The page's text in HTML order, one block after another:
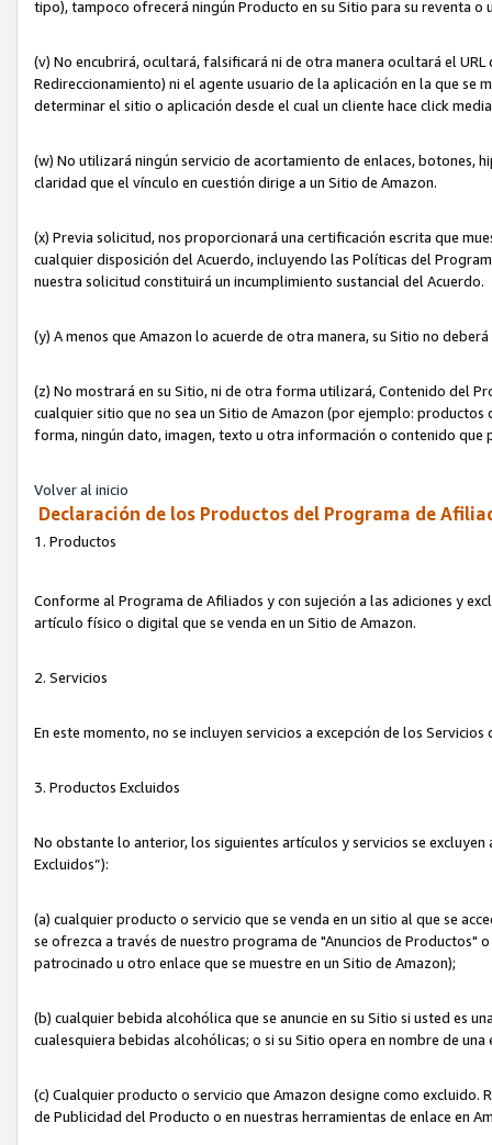
tipo), tampoco ofrecerá ningún Producto en su Sitio para su reventa o
(v) No encubrirá, ocultará, falsificará ni de otra manera ocultará el
Redireccionamiento) ni el agente usuario de la aplicación en la que
determinar el sitio o aplicación desde el cual un cliente hace click
(w) No utilizará ningún servicio de acortamiento de enlaces, botones,
claridad que el vínculo en cuestión dirige a un Sitio de Amazon.
(x) Previa solicitud, nos proporcionará una certificación escrita que
cualquier disposición del Acuerdo, incluyendo las Políticas del
nuestra solicitud constituirá un incumplimiento sustancial del Acuerdo.
(y) A menos que Amazon lo acuerde de otra manera, su Sitio no
(z) No mostrará en su Sitio, ni de otra forma utilizará, Contenido del
cualquier sitio que no sea un Sitio de Amazon (por ejemplo:
forma, ningún dato, imagen, texto u otra información o contenido
Volver al inicio
Declaración de los Productos del Programa de
1. Productos
Conforme al Programa de Afiliados y con sujeción a las adiciones y
artículo físico o digital que se venda en un Sitio de Amazon.
2. Servicios
En este momento, no se incluyen servicios a excepción de los
3. Productos Excluidos
No obstante lo anterior, los siguientes artículos y servicios se
Excluidos”):
(a) cualquier producto o servicio que se venda en un sitio al que se
se ofrezca a través de nuestro programa de "Anuncios de Productos"
patrocinado u otro enlace que se muestre en un Sitio de Amazon);
(b) cualquier bebida alcohólica que se anuncie en su Sitio si usted es
cualesquiera bebidas alcohólicas; o si su Sitio opera en nombre de
(c) Cualquier producto o servicio que Amazon designe como excluido.
de Publicidad del Producto o en nuestras herramientas de enlace en